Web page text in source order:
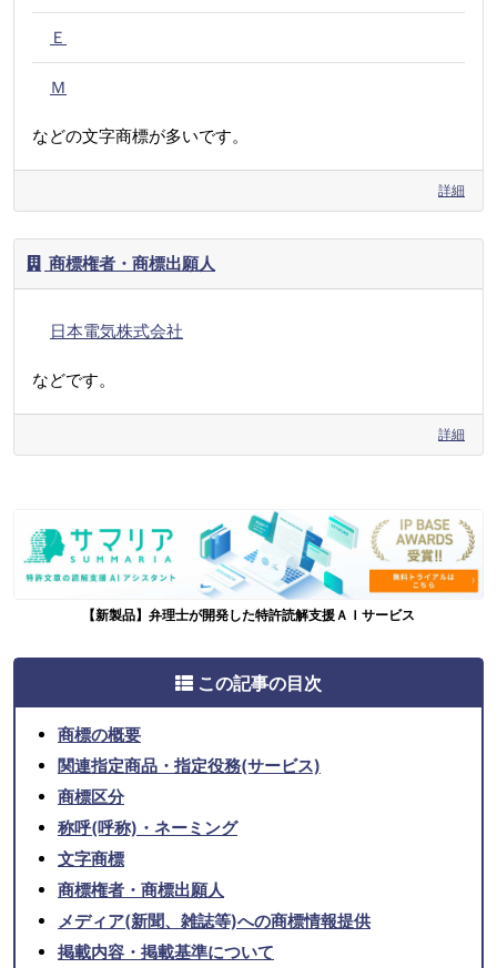
Ｅ
Ｍ
などの文字商標が多いです。
詳細
商標権者・商標出願人
日本電気株式会社
などです。
詳細
【新製品】弁理士が開発した特許読解支援ＡＩサービス
この記事の目次
商標の概要
関連指定商品・指定役務(サービス)
商標区分
称呼(呼称)・ネーミング
文字商標
商標権者・商標出願人
メディア(新聞、雑誌等)への商標情報提供
掲載内容・掲載基準について